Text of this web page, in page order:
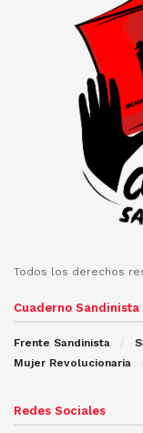
Todos los derechos
Cuaderno Sandinista
Frente Sandinista
Mujer Revolucionaria
Redes Sociales